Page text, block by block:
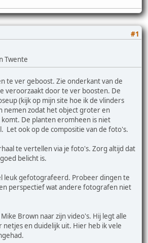
#1
Twente
te ver geboost. Zie onderkant van de
veroorzaakt door te ver boosten. De
(kijk op mijn site hoe ik de vlinders
nemen zodat het object groter en
De planten eromheen is niet
Let ook op de compositie van de foto's.
te vertellen via je foto's. Zorg altijd dat
belicht is.
leuk gefotografeerd. Probeer dingen te
perspectief wat andere fotografen niet
Brown naar zijn video's. Hij legt alle
netjes en duidelijk uit. Hier heb ik vele